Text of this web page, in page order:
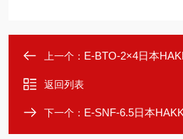
上一个： E-BTO-2×4日本
返回列表
下一个： E-SNF-6.5日本HAKKO